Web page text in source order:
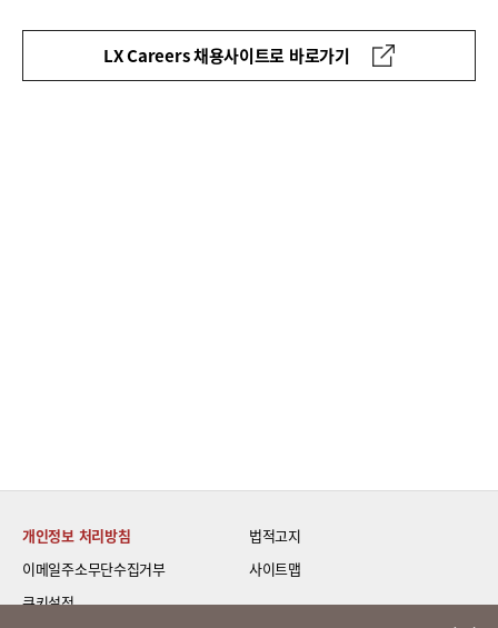
LX Careers 채용사이트로 바로가기
개인정보 처리방침
법적고지
이메일주소무단수집거부
사이트맵
쿠키설정